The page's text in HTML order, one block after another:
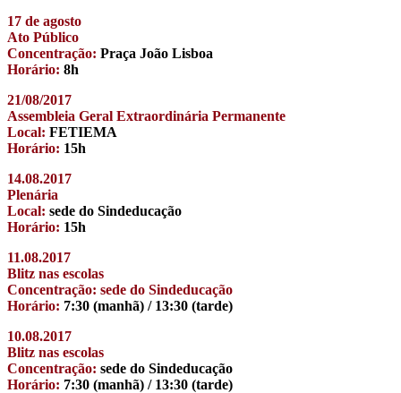
17 de agosto
Ato Público
Concentração: Praça João Lisboa
Horário: 8h
21/08/2017
Assembleia Geral Extraordinária Permanente
Local: FETIEMA
Horário: 15h
14.08.2017
Plenária
Local: sede do Sindeducação
Horário: 15h
11.08.2017
Blitz nas escolas
Concentração: sede do Sindeducação
Horário: 7:30 (manhã) / 13:30 (tarde)
10.08.2017
Blitz nas escolas
Concentração: sede do Sindeducação
Horário: 7:30 (manhã) / 13:30 (tarde)